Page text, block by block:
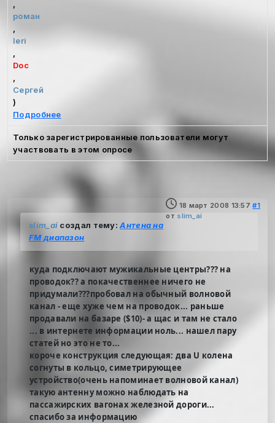
роман
leri
Doc
Сергей
)
Подробнее
Только зарегистрированные пользователи могут
участвовать в этом опросе
18 март 2008 13:57 #1
от slim_ai
slim_ai создал тему:Антена на
FM диапазон
куда подключают мужикальные центры??? на
проводок?? а покачественнее ничего не
придумали???пробовал на обычный волновой
канал - еще хуже чем на проводок... раньше
продавали на базаре ($10)- а щас и там не стало
... в интернете информации ноль... нашел пару
статей но это не то...
короче конструкция следующая: два U колена
согнуты в кольцо, симетрирующее
устройство(очень напоминает волновой канал)
такую антенну можно наблюдать на
пассажирских вагонах железной дороги...
спасибо за информацию